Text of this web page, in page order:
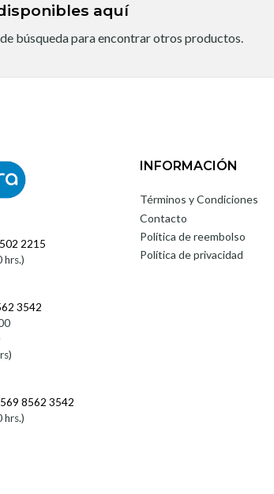
aquí
búsqueda para encontrar otros productos.
2215
hrs.)
3542
8562 3542
hrs.)
INFORMACIÓN
Términos y Condiciones
Contacto
Política de reembolso
Política de privacidad